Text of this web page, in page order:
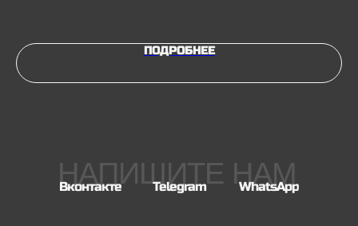
ПОДРОБНЕЕ
НАПИШИТЕ НАМ
Вконтакте Telegram WhatsApp